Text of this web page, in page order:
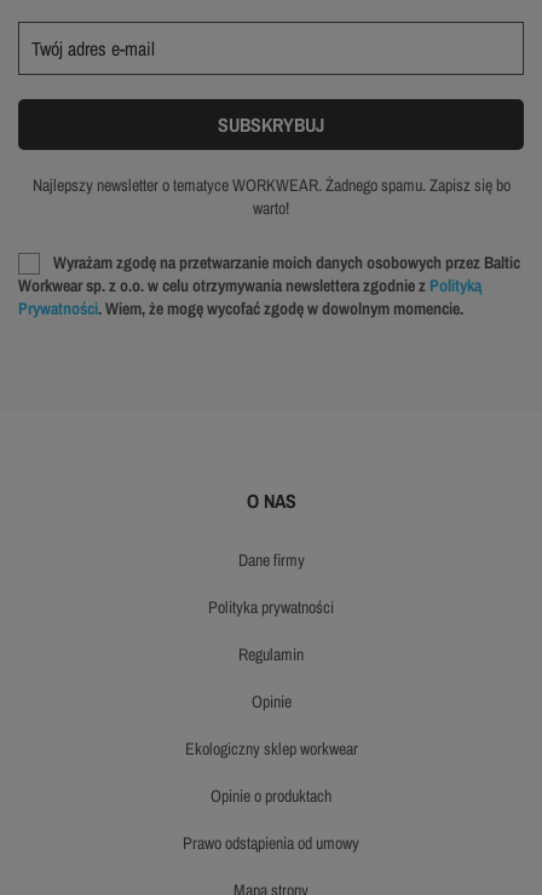
Najlepszy newsletter o tematyce WORKWEAR. Żadnego spamu. Zapisz się bo
warto!
Wyrażam zgodę na przetwarzanie moich danych osobowych przez Baltic
Workwear sp. z o.o. w celu otrzymywania newslettera zgodnie z Polityką
Prywatności. Wiem, że mogę wycofać zgodę w dowolnym momencie.
O NAS
dane firmy
polityka prywatności
regulamin
opinie
ekologiczny sklep workwear
opinie o produktach
prawo odstąpienia od umowy
mapa strony